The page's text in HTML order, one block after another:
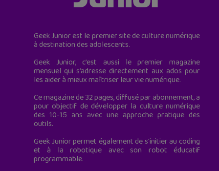
Geek Junior est le premier site de culture numérique
à destination des adolescents.
Geek Junior, c’est aussi le premier magazine
mensuel qui s’adresse directement aux ados pour
les aider à mieux maîtriser leur vie numérique.
Ce magazine de 32 pages, diffusé par abonnement, a
pour objectif de développer la culture numérique
des 10-15 ans avec une approche pratique des
outils.
Geek Junior permet également de s'initier au coding
et à la robotique avec son robot éducatif
programmable.